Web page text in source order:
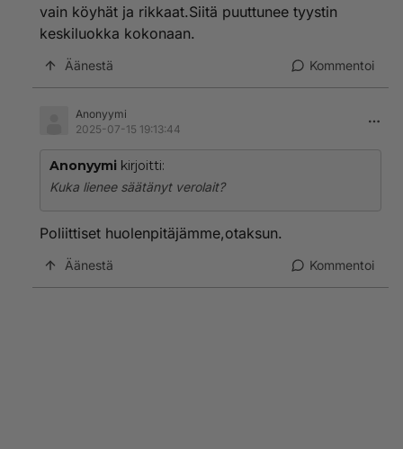
vain köyhät ja rikkaat.Siitä puuttunee tyystin
keskiluokka kokonaan.
Äänestä Kommentoi
Anonyymi
2025-07-15 19:13:44
Anonyymi kirjoitti:
Kuka lienee säätänyt verolait?
Poliittiset huolenpitäjämme,otaksun.
Äänestä Kommentoi